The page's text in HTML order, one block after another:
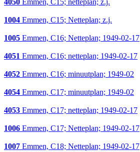
4050 Emmen, C15; netteplan; z.j.
1004 Emmen, C15; Netteplan; z.j.
1005 Emmen, C16; Netteplan; 1949-02-17
4051 Emmen, C16; netteplan; 1949-02-17
4052 Emmen, C16; minuutplan; 1949-02
4054 Emmen, C17; minuutplan; 1949-02
4053 Emmen, C17; netteplan; 1949-02-17
1006 Emmen, C17; Netteplan; 1949-02-17
1007 Emmen, C18; Netteplan; 1949-02-17